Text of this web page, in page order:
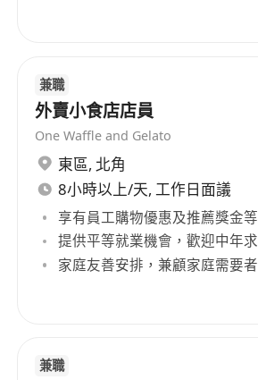
加班按香港《僱傭條例》規定
屬部門達標情況及個人服務評
提供員工免費膳食，於酒店員
衡之午膳及茶點；另設額外津
提升整體薪酬吸引力
兼職
外賣小食店店員
One Waffle and Gelato
東區, 北角
8小時以上/天, 工作日面議
享有員工購物優惠及推薦獎金
提供平等就業機會，歡迎中年
家庭友善安排，兼顧家庭需要
兼職